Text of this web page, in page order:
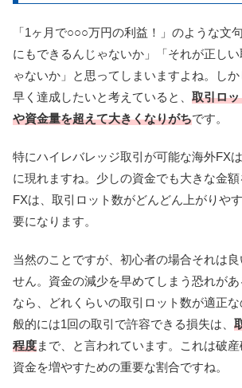
「1ヶ月で○○○万円の利益！」のような文
にもできるんじゃないか」「それが正し
ゃないか」と思ってしまいますよね。し
早く達成したいと考えていると、 取引ロ
や資金量を超えて大きくなりがちです。
特にハイレバレッジ取引が可能な海外FX
に現れますね。少しの資金でも大きな金
FXは、取引ロット数がどんどん上がりや
要になります。
当然のことですが、初心者の場合それは
せん。資金の減少を早めてしまう恐れが
なら、どれくらいの取引ロット数が適正
般的には1回の取引で許容できる損失は、
程度まで、と言われています。これは破
資金を増やすための重要な割合ですね。